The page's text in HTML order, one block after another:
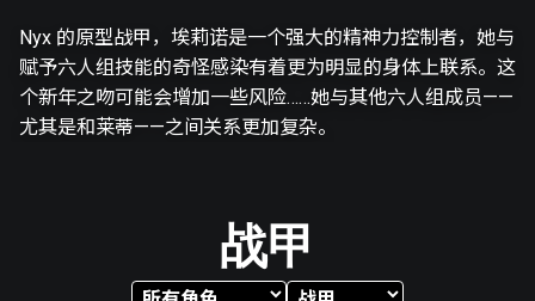
Nyx 的原型战甲，埃莉诺是一个强大的精神力控制者，她与
赋予六人组技能的奇怪感染有着更为明显的身体上联系。这
个新年之吻可能会增加一些风险……她与其他六人组成员——
尤其是和莱蒂——之间关系更加复杂。
战甲